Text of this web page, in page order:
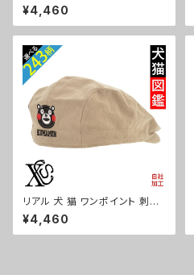
ト 刺繍 帽子 コットン ハンチン
グ メンズ レディース インナーメ
ッシュ 雑貨 グッズ 自社ブランド
バスケ テニス 誕生日 クリスマ
ス ori-a-cap68-b08-s
¥4,460
リアル 犬 猫 ワンポイント 刺繍
帽子 コットン ハンチング メンズ
レディース インナーメッシュ 雑
貨 グッズ 自社ブランド 柄 柴犬
¥4,460